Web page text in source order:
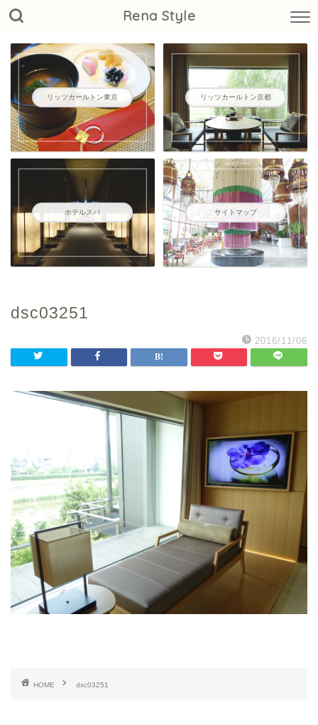
Rena Style
リッツカールトン東京 リッツカールトン京都
ホテルスパ サイトマップ
dsc03251
2016/11/06
HOME dsc03251